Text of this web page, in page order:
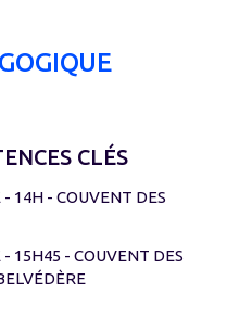
CLÉS
14H - COUVENT DES
15H45 - COUVENT DES